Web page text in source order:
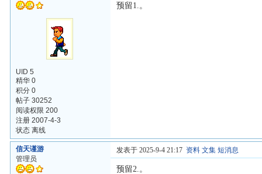
UID 5
精华 0
积分 0
帖子 30252
阅读权限 200
注册 2007-4-3
状态 离线
预留1.。
信天谨游
管理员
发表于 2025-9-4 21:17 资料 文集 短消息
预留2.。